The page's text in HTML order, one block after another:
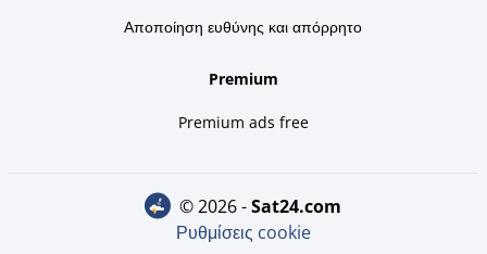
Αποποίηση ευθύνης και απόρρητο
Premium
Premium ads free
© 2026 - sat24.com
Ρυθμίσεις cookie